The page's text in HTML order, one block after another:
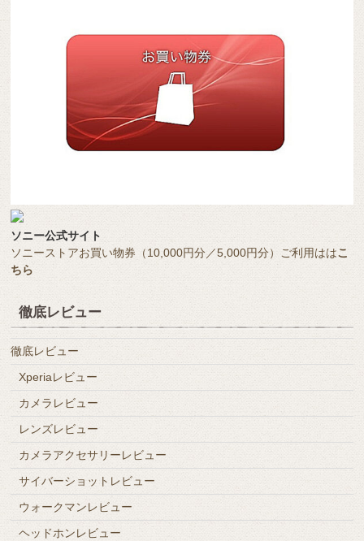
ソニー公式サイト
ソニーストアお買い物券（10,000円分／5,000円分）ご利用ははこ
ちら
徹底レビュー
徹底レビュー
Xperiaレビュー
カメラレビュー
レンズレビュー
カメラアクセサリーレビュー
サイバーショットレビュー
ウォークマンレビュー
ヘッドホンレビュー